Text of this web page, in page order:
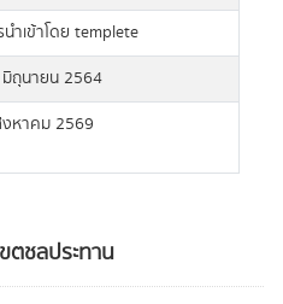
ตชลประทาน
นำเข้าโดย templete
ถุนายน 2564
หาคม 2569